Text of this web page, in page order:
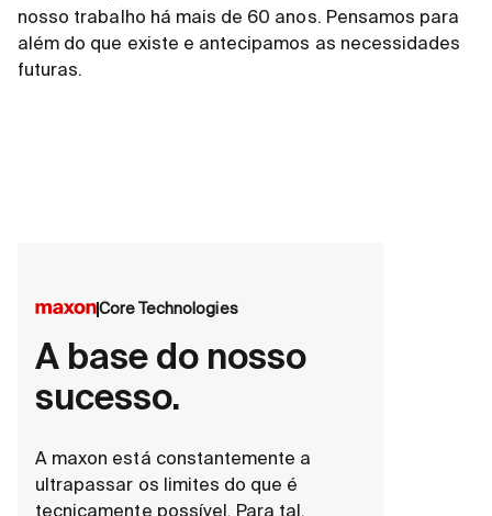
nosso trabalho há mais de 60 anos. Pensamos para
além do que existe e antecipamos as necessidades
futuras.
Core Technologies
A base do nosso
sucesso.
A maxon está constantemente a
ultrapassar os limites do que é